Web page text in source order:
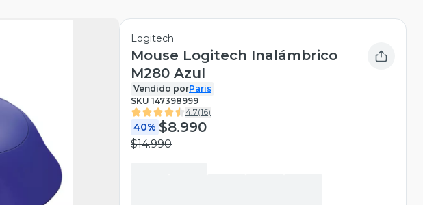
Logitech
Mouse Logitech Inalámbrico
M280 Azul
Vendido porParis
SKU 147398999
4.7(16)
40% $8.990
$14.990